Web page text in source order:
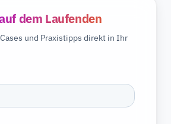
dem Laufenden
und Praxistipps direkt in Ihr